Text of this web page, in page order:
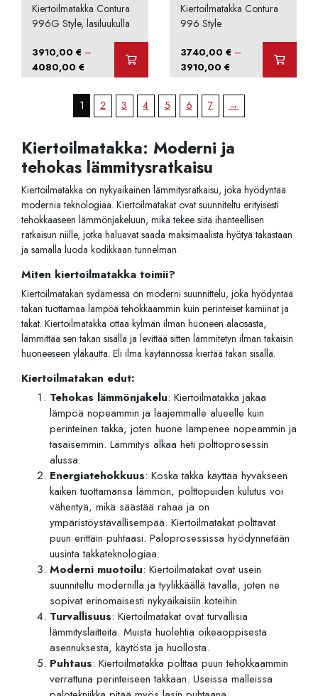
Kiertoilmatakka Contura
996G Style, lasiluukulla
3910,00€ –
4080,00€ Hintaluokka:
3910,00 €
-
4080,00 €
Kiertoilmatakka Contura
996 Style
3740,00€ –
3910,00€ Hintaluokka:
3740,00 €
-
3910,00 €
1 2 3 4 5 6 7 →
Kiertoilmatakka: Moderni ja
tehokas lämmitysratkaisu
Kiertoilmatakka on nykyaikainen lämmitysratkaisu, joka hyödyntää
modernia teknologiaa. Kiertoilmatakat ovat suunniteltu erityisesti
tehokkaaseen lämmönjakeluun, mikä tekee siitä ihanteellisen
ratkaisun niille, jotka haluavat saada maksimaalista hyötyä takastaan
ja samalla luoda kodikkaan tunnelman.
Miten kiertoilmatakka toimii?
Kiertoilmatakan sydämessä on moderni suunnittelu, joka hyödyntää
takan tuottamaa lämpöä tehokkaammin kuin perinteiset kamiinat ja
takat. Kiertoilmatakka ottaa kylmän ilman huoneen alaosasta,
lämmittää sen takan sisällä ja levittää sitten lämmitetyn ilman takaisin
huoneeseen yläkautta. Eli ilma käytännössä kiertää takan sisällä.
Kiertoilmatakan edut:
Tehokas lämmönjakelu: Kiertoilmatakka jakaa
lämpöä nopeammin ja laajemmalle alueelle kuin
perinteinen takka, joten huone lämpenee nopeammin ja
tasaisemmin. Lämmitys alkaa heti polttoprosessin
alussa.
Energiatehokkuus: Koska takka käyttää hyväkseen
kaiken tuottamansa lämmön, polttopuiden kulutus voi
vähentyä, mikä säästää rahaa ja on
ympäristöystävällisempää. Kiertoilmatakat polttavat
puun erittäin puhtaasi. Paloprosessissa hyödynnetään
uusinta takkateknologiaa.
Moderni muotoilu: Kiertoilmatakat ovat usein
suunniteltu modernilla ja tyylikkäällä tavalla, joten ne
sopivat erinomaisesti nykyaikaisiin koteihin.
Turvallisuus: Kiertoilmatakat ovat turvallisia
lämmityslaitteita. Muista huolehtia oikeaoppisesta
asennuksesta, käytöstä ja huollosta.
Puhtaus: Kiertoilmatakka polttaa puun tehokkaammin
verrattuna perinteiseen takkaan. Useissa malleissa